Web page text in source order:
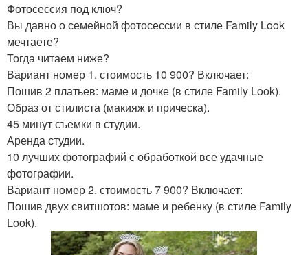
Фотосессия под ключ?
Вы давно о семейной фотосессии в стиле Family Look
мечтаете?
Тогда читаем ниже?
Вариант номер 1. стоимость 10 900? Включает:
Пошив 2 платьев: маме и дочке (в стиле Family Look).
Образ от стилиста (макияж и прическа).
45 минут съемки в студии.
Аренда студии.
10 лучших фотографий с обработкой все удачные
фотографии.
Вариант номер 2. стоимость 7 900? Включает:
Пошив двух свитшотов: маме и ребенку (в стиле Family
Look).